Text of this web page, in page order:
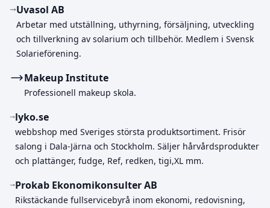
Uvasol AB
Arbetar med utställning, uthyrning, försäljning, utveckling
och tillverkning av solarium och tillbehör. Medlem i Svensk
Solarieförening.
Makeup Institute
Professionell makeup skola.
lyko.se
webbshop med Sveriges största produktsortiment. Frisör
salong i Dala-Järna och Stockholm. Säljer hårvårdsprodukter
och plattänger, fudge, Ref, redken, tigi,XL mm.
Prokab Ekonomikonsulter AB
Rikstäckande fullservicebyrå inom ekonomi, redovisning,